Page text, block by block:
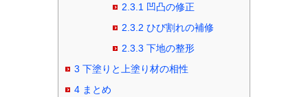
2.3.1 凹凸の修正
2.3.2 ひび割れの補修
2.3.3 下地の整形
3 下塗りと上塗り材の相性
4 まとめ